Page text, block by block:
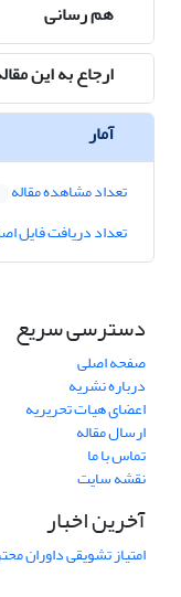
هم رسانی
ارجاع به این
آمار
تعداد مشاهده مقاله
تعداد دریافت فایل
دسترسی سریع
صفحه اصلی
درباره نشریه
اعضای هیات تحریریه
ارسال مقاله
تماس با ما
نقشه سایت
آخرین اخبار
امتیاز تشویقی داوران